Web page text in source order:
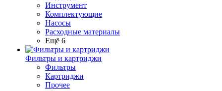
Инструмент
Комплектующие
Насосы
Расходные материалы
Ещё 6
Фильтры и картриджи
Фильтры
Картриджи
Прочее